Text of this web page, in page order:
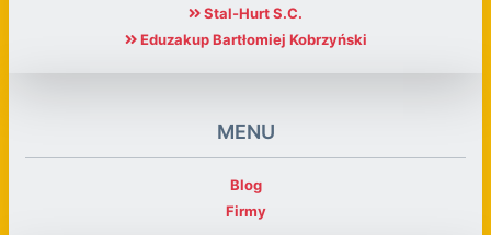
Stal-Hurt S.C.
Eduzakup Bartłomiej Kobrzyński
MENU
Blog
Firmy